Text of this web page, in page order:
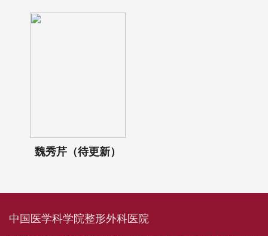
魏秀芹（待更新）
中国医学科学院整形外科医院